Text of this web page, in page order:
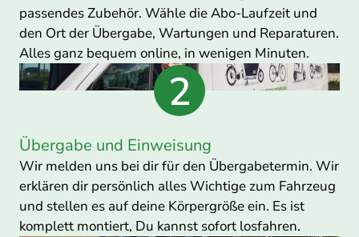
passendes Zubehör. Wähle die Abo-Laufzeit und
den Ort der Übergabe, Wartungen und Reparaturen.
Alles ganz bequem online, in wenigen Minuten.
Übergabe und Einweisung
Wir melden uns bei dir für den Übergabetermin. Wir
erklären dir persönlich alles Wichtige zum Fahrzeug
und stellen es auf deine Körpergröße ein. Es ist
komplett montiert, Du kannst sofort losfahren.